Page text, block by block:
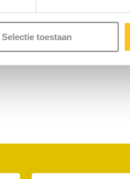
Selectie toestaan